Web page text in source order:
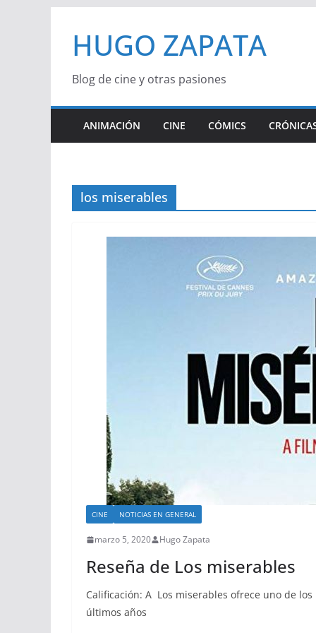
contenido
HUGO ZAPATA
Blog de cine y otras pasiones
ANIMACIÓN CINE CÓMICS
los miserables
CINE NOTICIAS EN GENERAL
marzo 5, 2020 Hugo Zapata
Reseña de Los miserables
Calificación: A Los miserables ofrece uno de
últimos años